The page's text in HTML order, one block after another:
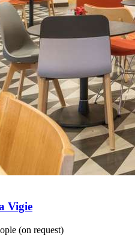
Vigie
(on request)